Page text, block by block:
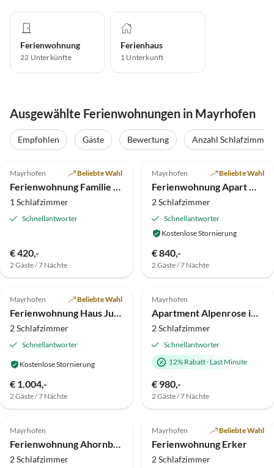
Ferienwohnung
22 Unterkünfte
Ferienhaus
1 Unterkunft
Ausgewählte Ferienwohnungen in Mayrhofen
Empfohlen Gäste Bewertung
Anzahl Schlafzimmer
Mayrhofen Beliebte Wahl
Ferienwohnung Familie Kreidl
1 Schlafzimmer
Schnellantworter
€ 420,-
2 Gäste / 7 Nächte
Top-Inserat
Mayrhofen Beliebte Wahl
Ferienwohnung Apart Magdalena
2 Schlafzimmer
Schnellantworter
Kostenlose Stornierung
€ 840,-
2 Gäste / 7 Nächte
5.0 (11)
Mayrhofen Beliebte Wahl
Ferienwohnung Haus Julia
2 Schlafzimmer
Schnellantworter
Kostenlose Stornierung
€ 1.004,-
2 Gäste / 7 Nächte
Top-Inserat
5.0 (10)
Mayrhofen
Apartment Alpenrose im Ferienhof Hubertus
2 Schlafzimmer
Schnellantworter
12% Rabatt· Last Minute
€ 980,-
2 Gäste / 7 Nächte
5.0 (5)
Mayrhofen
Ferienwohnung Ahornblick im Haus Tasser
2 Schlafzimmer
Top-Inserat
5.0 (3)
Mayrhofen Beliebte Wahl
Ferienwohnung Erker
2 Schlafzimmer